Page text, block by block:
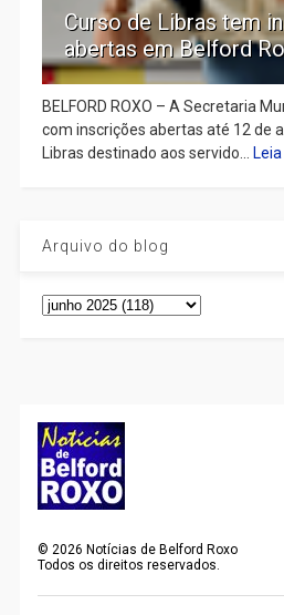
Curso de Libras tem
abertas em Belford
BELFORD ROXO – A Secretaria
com inscrições abertas até 12 de
Libras destinado aos servido...
Arquivo do blog
©2026 Notícias de Belford Roxo
Todos os direitos reservados.